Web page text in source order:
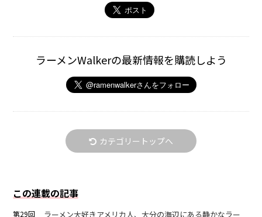
ラーメンWalkerの最新情報を購読しよう
カテゴリートップへ
この連載の記事
第29回 ラーメン大好きアメリカ人、大分の海辺にある静かなラー